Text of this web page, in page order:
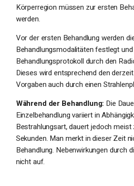
Körperregion müssen zur ersten
werden.
Vor der ersten Behandlung werden
Behandlungsmodalitäten festlegt und
Behandlungsprotokoll durch den
Dieses wird entsprechend den
Vorgaben auch durch einen
Während der Behandlung: Die
Einzelbehandlung variiert in
Bestrahlungsart, dauert jedoch meist
Sekunden. Man merkt in dieser Zeit
Behandlung. Nebenwirkungen durch
nicht auf.